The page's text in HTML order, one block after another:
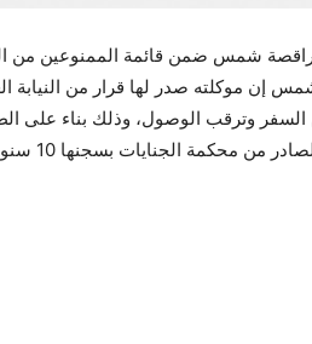
شمس ضمن قائمة الممنوعين من
إن موكلته صدر لها قرار من النيابة
بسجنها 10 سنوات، لاتهامها باختطاف الطفلة غادة عادل من دار الأيتام .